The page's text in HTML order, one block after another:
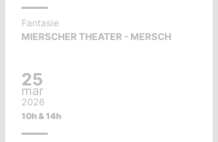
Fantasie
MIERSCHER THEATER - MERSCH
25
mar
2026
10h & 14h